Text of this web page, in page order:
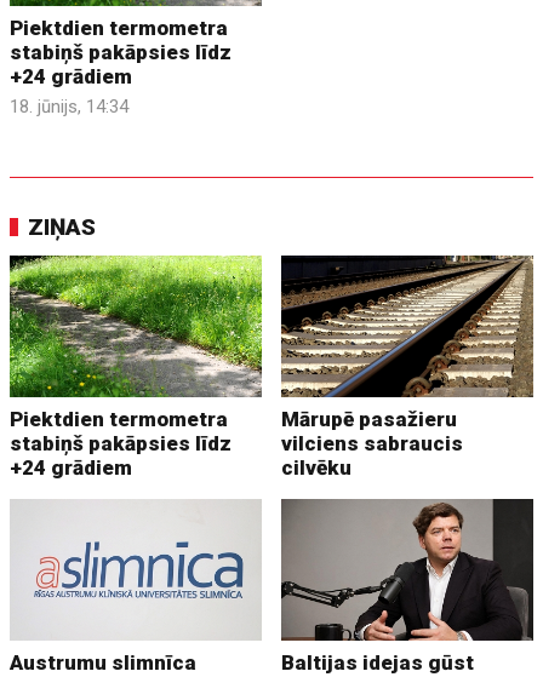
Piektdien termometra
stabiņš pakāpsies līdz
+24 grādiem
18. jūnijs, 14:34
ZIŅAS
Piektdien termometra
stabiņš pakāpsies līdz
+24 grādiem
Mārupē pasažieru
vilciens sabraucis
cilvēku
Austrumu slimnīca
Baltijas idejas gūst